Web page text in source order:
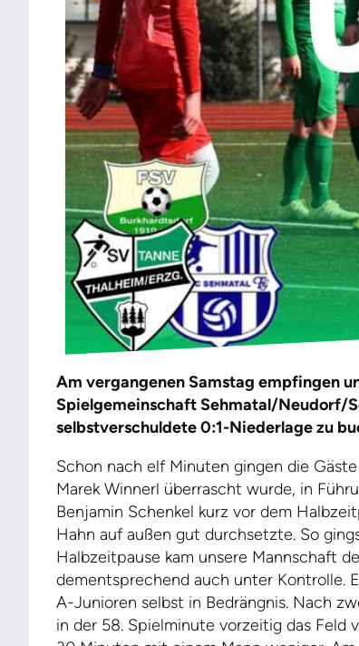
Am vergangenen Samstag empfingen
Spielgemeinschaft Sehmatal/Neudorf/
selbstverschuldete 0:1-Niederlage zu
Schon nach elf Minuten gingen die
Marek Winnerl überrascht wurde, in
Benjamin Schenkel kurz vor dem
Hahn auf außen gut durchsetzte. So
Halbzeitpause kam unsere Mannschaft
dementsprechend auch unter Kontrolle.
A-Junioren selbst in Bedrängnis. Nach
in der 58. Spielminute vorzeitig das Feld